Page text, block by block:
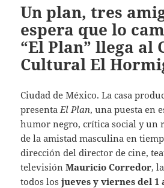
Un plan, tres
espera que lo
“El Plan” llega al
Cultural El
Ciudad de México. La casa
presenta El Plan, una puesta en
humor negro, crítica social y un
de la amistad masculina en
dirección del director de cine,
televisiónMauricio Corredor,
todos losjueves y viernes del 1